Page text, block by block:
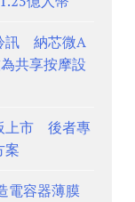
訊 納芯微A
共享按摩設
上市 後者專
案
電容器薄膜